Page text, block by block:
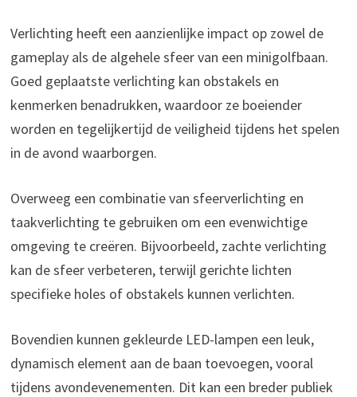
Verlichting heeft een aanzienlijke impact op zowel de
gameplay als de algehele sfeer van een minigolfbaan.
Goed geplaatste verlichting kan obstakels en
kenmerken benadrukken, waardoor ze boeiender
worden en tegelijkertijd de veiligheid tijdens het spelen
in de avond waarborgen.
Overweeg een combinatie van sfeerverlichting en
taakverlichting te gebruiken om een evenwichtige
omgeving te creëren. Bijvoorbeeld, zachte verlichting
kan de sfeer verbeteren, terwijl gerichte lichten
specifieke holes of obstakels kunnen verlichten.
Bovendien kunnen gekleurde LED-lampen een leuk,
dynamisch element aan de baan toevoegen, vooral
tijdens avondevenementen. Dit kan een breder publiek